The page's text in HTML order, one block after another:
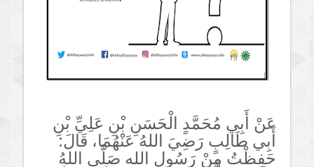
عَنْ أَبِي مُحَمَّدٍ الْحَسَنِ بْنِ عَلِيِّ بْنِ
أَبِي طَالِبٍ رَضِيَ اللهُ عَنْهُمَا، قَالَ:
حَفِظْتُ مِنْ رَسُول الله صَلَّى اللهُ